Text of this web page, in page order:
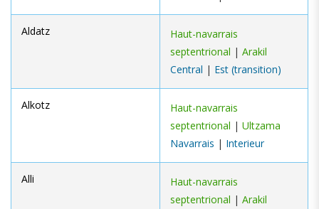
Aldatz
Haut-navarrais
septentrional | Arakil
Central | Est (transition)
Alkotz
Haut-navarrais
septentrional | Ultzama
Navarrais | Interieur
Alli
Haut-navarrais
septentrional | Arakil